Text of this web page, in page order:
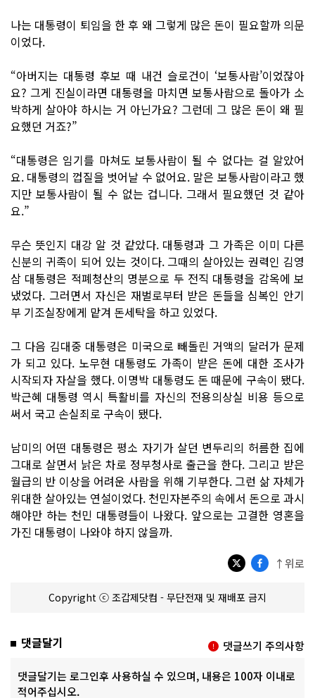
나는 대통령이 퇴임을 한 후 왜 그렇게 많은 돈이 필요할까 의문
이었다.
“아버지는 대통령 후보 때 내건 슬로건이 ‘보통사람’이었잖아
요? 그게 진실이라면 대통령을 마치면 보통사람으로 돌아가 소
박하게 살아야 하시는 거 아닌가요? 그런데 그 많은 돈이 왜 필
요했던 거죠?”
“대통령은 임기를 마쳐도 보통사람이 될 수 없다는 걸 알았어
요. 대통령의 껍질을 벗어날 수 없어요. 말은 보통사람이라고 했
지만 보통사람이 될 수 없는 겁니다. 그래서 필요했던 것 같아
요.”
무슨 뜻인지 대강 알 것 같았다. 대통령과 그 가족은 이미 다른
신분의 귀족이 되어 있는 것이다. 그때의 살아있는 권력인 김영
삼 대통령은 적폐청산의 명분으로 두 전직 대통령을 감옥에 보
냈었다. 그러면서 자신은 재벌로부터 받은 돈들을 심복인 안기
부 기조실장에게 맡겨 돈세탁을 하고 있었다.
그 다음 김대중 대통령은 미국으로 빼돌린 거액의 달러가 문제
가 되고 있다. 노무현 대통령도 가족이 받은 돈에 대한 조사가
시작되자 자살을 했다. 이명박 대통령도 돈 때문에 구속이 됐다.
박근혜 대통령 역시 특활비를 자신의 전용의상실 비용 등으로
써서 국고 손실죄로 구속이 됐다.
남미의 어떤 대통령은 평소 자기가 살던 변두리의 허름한 집에
그대로 살면서 낡은 차로 정부청사로 출근을 한다. 그리고 받은
월급의 반 이상을 어려운 사람을 위해 기부한다. 그런 삶 자체가
위대한 살아있는 연설이었다. 천민자본주의 속에서 돈으로 과시
해야만 하는 천민 대통령들이 나왔다. 앞으로는 고결한 영혼을
가진 대통령이 나와야 하지 않을까.
↑위로
Copyright ⓒ 조갑제닷컴 - 무단전재 및 재배포 금지
댓글달기 댓글쓰기 주의사항
댓글달기는 로그인후 사용하실 수 있으며, 내용은 100자 이내로
적어주십시오.